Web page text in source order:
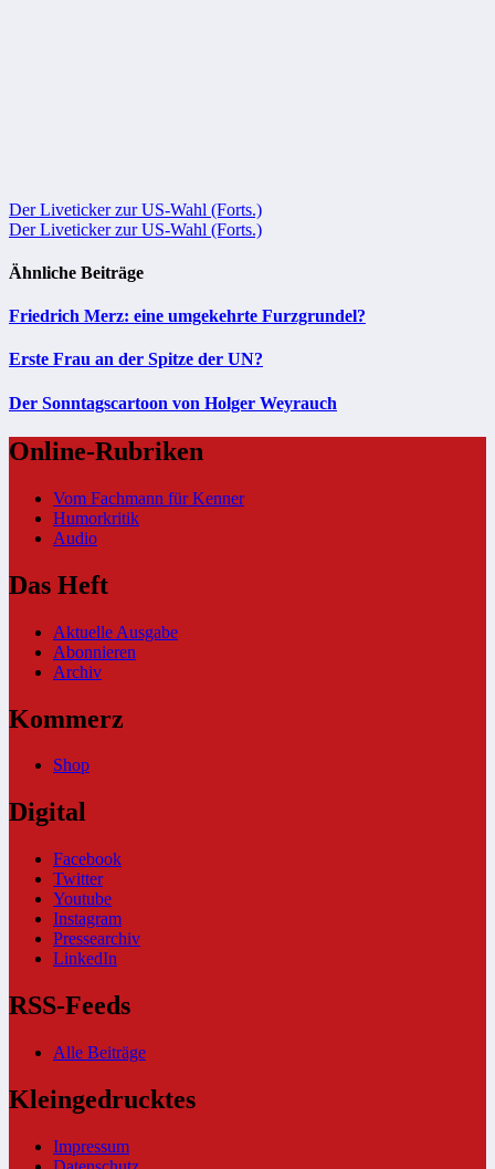
Beitragsnavigation
Der Liveticker zur US-Wahl (Forts.)
Der Liveticker zur US-Wahl (Forts.)
Ähnliche Beiträge
Friedrich Merz: eine umgekehrte Furzgrundel?
Erste Frau an der Spitze der UN?
Der Sonntagscartoon von Holger Weyrauch
Online-Rubriken
Vom Fachmann für Kenner
Humorkritik
Audio
Das Heft
Aktuelle Ausgabe
Abonnieren
Archiv
Kommerz
Shop
Digital
Facebook
Twitter
Youtube
Instagram
Pressearchiv
LinkedIn
RSS-Feeds
Alle Beiträge
Kleingedrucktes
Impressum